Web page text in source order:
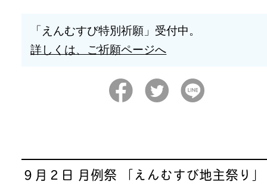
「えんむすび特別祈願」受付中。
詳しくは、ご祈願ページへ
９月２日 月例祭 「えんむすび地主祭り」